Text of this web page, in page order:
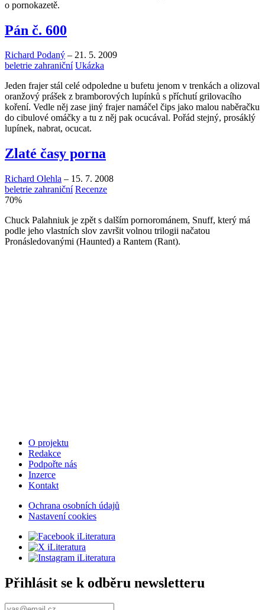
o pornokazetě.
Pán č. 600
Richard Podaný – 21. 5. 2009
beletrie zahraniční Ukázka
Jeden frajer stál celé odpoledne u bufetu jenom v trenkách a olizoval
oranžový prášek z bramborových lupínků s příchutí grilovacího
koření. Vedle něj zase jiný frajer namáčel čips jako malou naběračku
do cibulové omáčky a tu z něj pak ocucával. Pořád stejný, prosáklý
lupínek, nabrat, ocucat.
Zlaté časy porna
Richard Olehla – 15. 7. 2008
beletrie zahraniční Recenze
70%
Chuck Palahniuk je zpět s dalším pornorománem, Snuff, který má
podle jeho vlastních slov završit volnou trilogii načatou
Pronásledovanými (Haunted) a Rantem (Rant).
O projektu
Redakce
Podpořte nás
Inzerce
Kontakt
Ochrana osobních údajů
Nastavení cookies
Přihlásit se k odběru newsletteru